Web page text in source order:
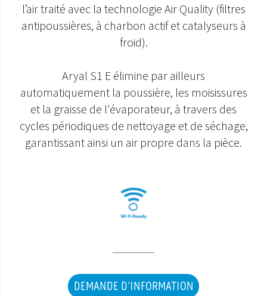
DOCUMENTATIONS
l’air traité avec la technologie Air Quality (filtres
antipoussières, à charbon actif et catalyseurs à
froid).
Aryal S1 E élimine par ailleurs
automatiquement la poussière, les moisissures
et la graisse de l'évaporateur, à travers des
cycles périodiques de nettoyage et de séchage,
garantissant ainsi un air propre dans la pièce.
DEMANDE D'INFORMATION